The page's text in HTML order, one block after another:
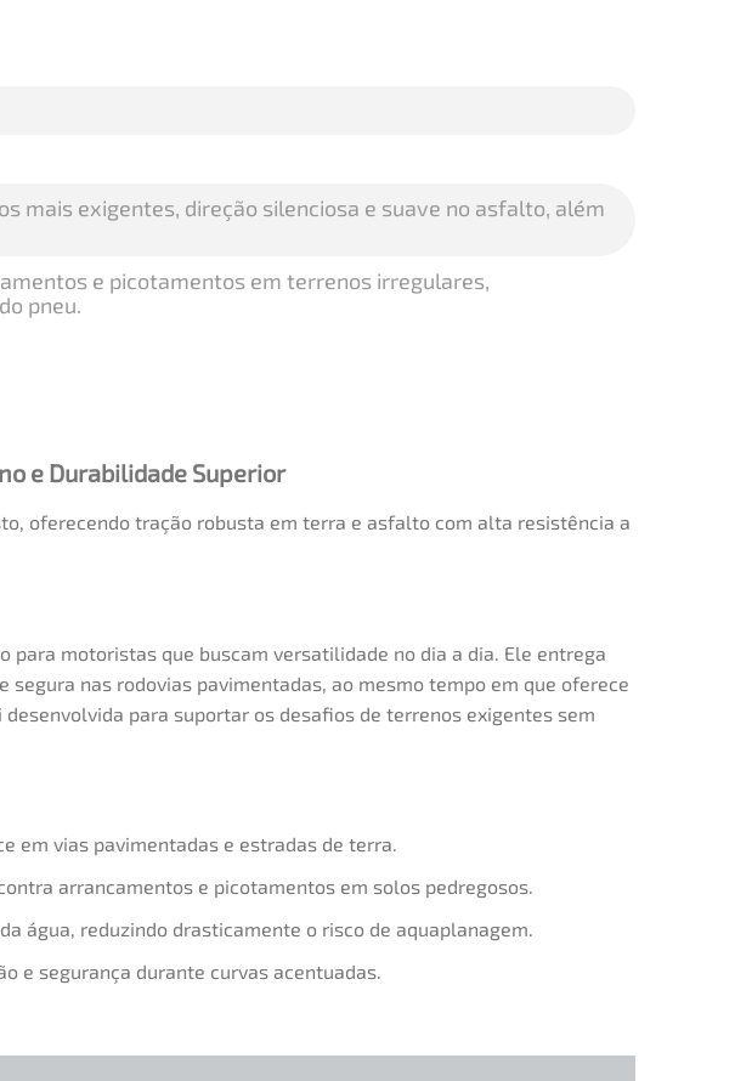
mais exigentes, direção silenciosa e suave no asfalto, além
e picotamentos em terrenos irregulares,
pneu.
e Durabilidade Superior
oferecendo tração robusta em terra e asfalto com alta resistência a
motoristas que buscam versatilidade no dia a dia. Ele entrega
nas rodovias pavimentadas, ao mesmo tempo em que oferece
para suportar os desafios de terrenos exigentes sem
em vias pavimentadas e estradas de terra.
arrancamentos e picotamentos em solos pedregosos.
água, reduzindo drasticamente o risco de aquaplanagem.
e segurança durante curvas acentuadas.